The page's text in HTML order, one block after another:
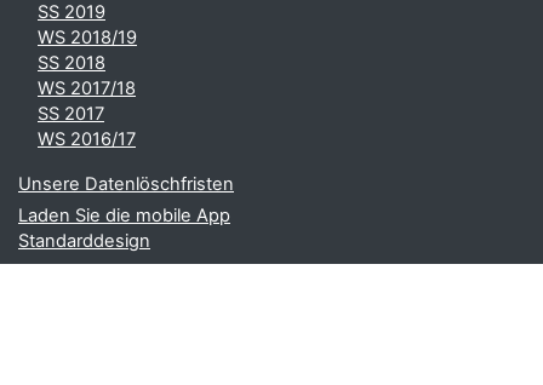
SS 2019
WS 2018/19
SS 2018
WS 2017/18
SS 2017
WS 2016/17
Unsere Datenlöschfristen
Laden Sie die mobile App
Standarddesign